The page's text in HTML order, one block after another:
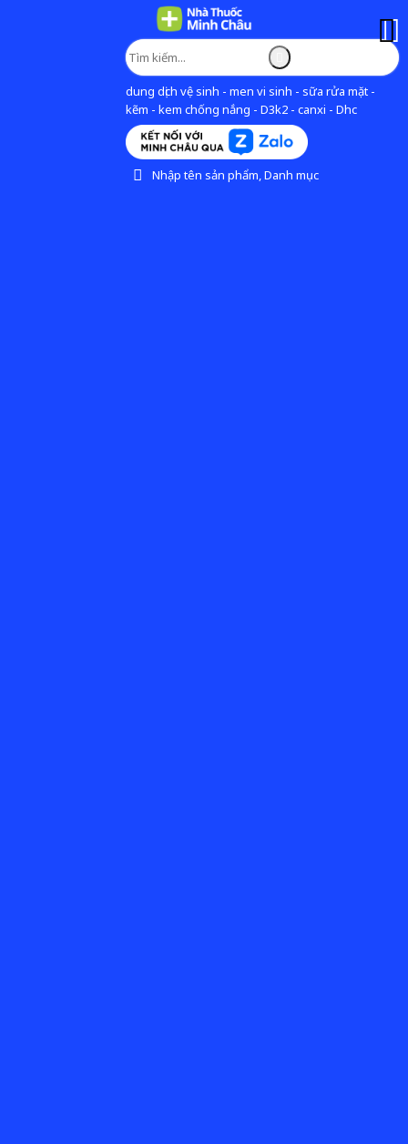
dung dịch vệ sinh - men vi sinh - sữa rửa mặt -
kẽm - kem chống nắng - D3k2 - canxi - Dhc
Nhập tên sản phẩm, Danh mục